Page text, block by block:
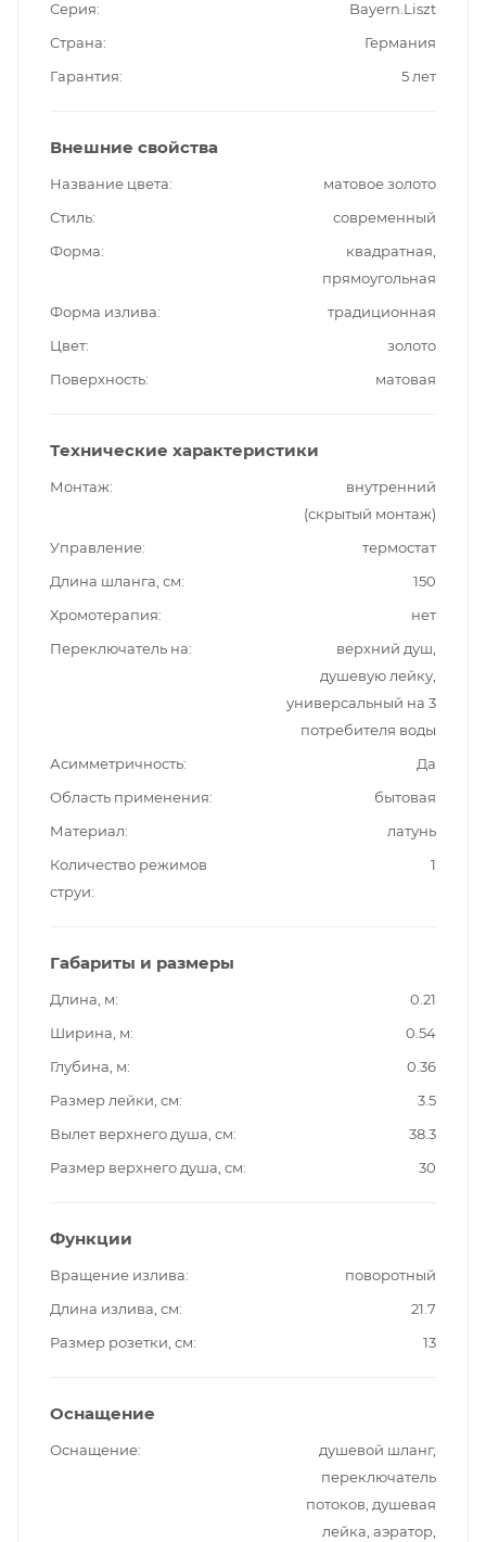
Серия
Bayern.Liszt
Страна
Германия
Гарантия
5 лет
Внешние свойства
Название цвета
матовое золото
Стиль
современный
Форма
квадратная,
прямоугольная
Форма излива
традиционная
Цвет
золото
Поверхность
матовая
Технические характеристики
Монтаж
внутренний
(скрытый монтаж)
Управление
термостат
Длина шланга, см
150
Хромотерапия
нет
Переключатель на
верхний душ,
душевую лейку,
универсальный на 3
потребителя воды
Асимметричность
Да
Область применения
бытовая
Материал
латунь
Количество режимов
струи
1
Габариты и размеры
Длина, м
0.21
Ширина, м
0.54
Глубина, м
0.36
Размер лейки, см
3.5
Вылет верхнего душа, см
38.3
Размер верхнего душа, см
30
Функции
Вращение излива
поворотный
Длина излива, см
21.7
Размер розетки, см
13
Оснащение
Оснащение
душевой шланг,
переключатель
потоков, душевая
лейка, аэратор,